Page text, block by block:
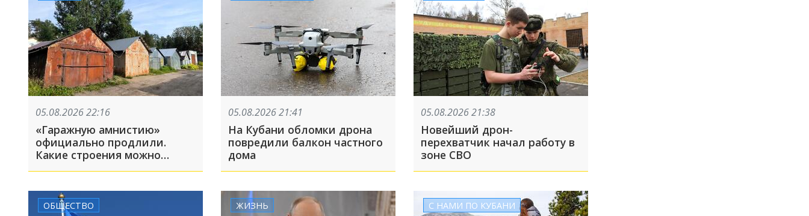
05.08.2026 22:16
«Гаражную амнистию»
официально продлили.
Какие строения можно
зарегистрировать?
05.08.2026 21:41
На Кубани обломки дрона
повредили балкон частного
дома
05.08.2026 21:38
Новейший дрон-
перехватчик начал работу в
зоне СВО
ОБЩЕСТВО ЖИЗНЬ С НАМИ ПО КУБАНИ